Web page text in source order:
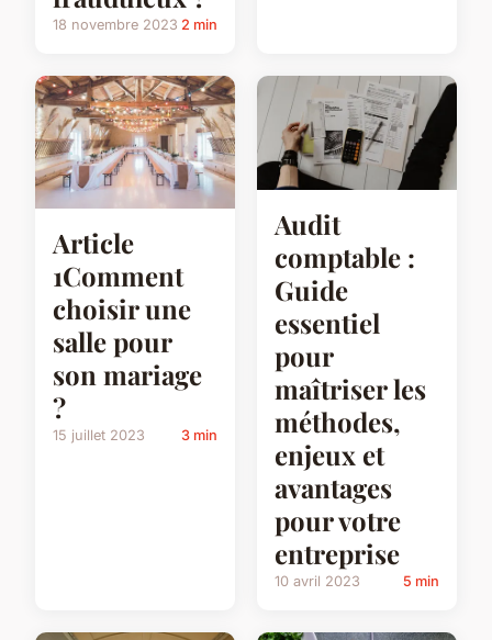
18 novembre 2023 2 min
Article
1Comment
choisir une
salle pour
son mariage
?
15 juillet 2023 3 min
Audit
comptable :
Guide
essentiel
pour
maîtriser les
méthodes,
enjeux et
avantages
pour votre
entreprise
10 avril 2023 5 min